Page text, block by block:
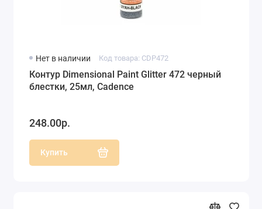
Нет в наличии Код товара: CDP472
Контур Dimensional Paint Glitter 472 черный
блестки, 25мл, Cadence
248.00р.
Купить